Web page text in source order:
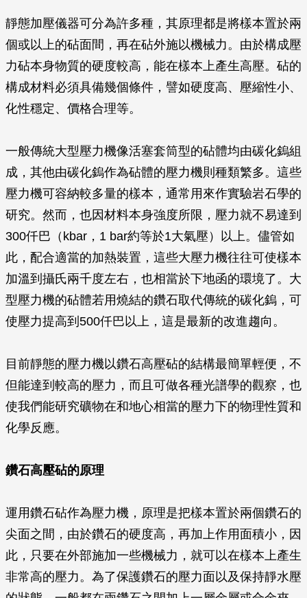
靜態加壓儀器可分為許多種，其原理都是將樣本置於兩
個或以上的砧面間，再在砧外施以機械力。由於構成壓
力砧本身物質的硬度較高，能在樣本上產生高壓。砧的
構成材料必須具備幾個條件，譬如硬度高、壓縮性小、
化性穩定、價格合理等。
一般傳統大型壓力機像活塞套筒型的砧體均由碳化鎢組
成，其他由碳化鎢作為砧體的壓力機則種類繁多。這些
壓力機可容納較多量的樣本，通常用來作實驗岩石學的
研究。然而，也因材料本身強度所限，壓力就不易達到
300仟巴（kbar，1 bar約等於1大氣壓）以上。儘管如
此，配合適當的加熱裝置，這些大壓力機往往可使樣本
加溫到攝氏兩千度左右，也相當於下地函的環境了。大
型壓力機的砧體若用燒結的鑽石取代傳統的碳化鎢，可
使壓力提高到500仟巴以上，這是最新的改進趨向。
目前靜態的壓力機以鑽石高壓砧的結構最簡單輕便，不
但能達到較高的壓力，而且可做各種光譜學的觀察，也
使我們能研究礦物在和地心相當的壓力下的物理性質和
化學反應。
鑽石高壓砧的原理
運用鑽石砧作為壓力機，原理是把樣本置於兩個鑽石的
尖面之間，由於鑽石的硬度高，再加上作用面積小，因
此，只要在外部施加一些機械力，就可以在樣本上產生
非常高的壓力。為了保護鑽石的壓力面以及保持靜水壓